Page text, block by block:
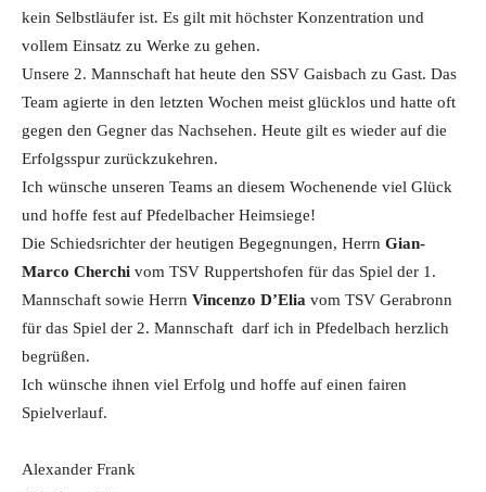
kein Selbstläufer ist. Es gilt mit höchster Konzentration und
vollem Einsatz zu Werke zu gehen.
Unsere 2. Mannschaft hat heute den SSV Gaisbach zu Gast. Das
Team agierte in den letzten Wochen meist glücklos und hatte oft
gegen den Gegner das Nachsehen. Heute gilt es wieder auf die
Erfolgsspur zurückzukehren.
Ich wünsche unseren Teams an diesem Wochenende viel Glück
und hoffe fest auf Pfedelbacher Heimsiege!
Die Schiedsrichter der heutigen Begegnungen, Herrn Gian-
Marco Cherchi vom TSV Ruppertshofen für das Spiel der 1.
Mannschaft sowie Herrn Vincenzo D’Elia vom TSV Gerabronn
für das Spiel der 2. Mannschaft darf ich in Pfedelbach herzlich
begrüßen.
Ich wünsche ihnen viel Erfolg und hoffe auf einen fairen
Spielverlauf.
Alexander Frank